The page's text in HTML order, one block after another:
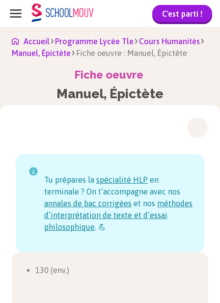
C'est parti !
Accueil Programme Lycée Tle
Cours Humanités
Manuel, Épictète
Fiche oeuvre : Manuel, Épictète
Fiche oeuvre
Manuel, Épictète
Tu prépares la spécialité HLP en
terminale ? On t’accompagne avec nos
annales de bac corrigées et nos méthodes
d’interprétation de texte et d’essai
philosophique. 💪
130 (env.)